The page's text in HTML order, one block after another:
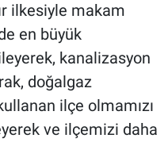
ilkesiyle makam
en büyük
kanalizasyon
doğalgaz
ilçe olmamızı
ve ilçemizi daha